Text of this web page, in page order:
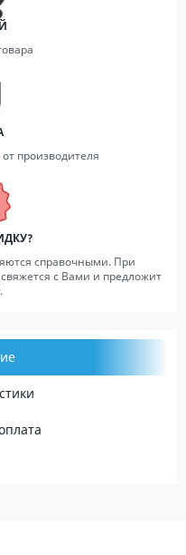
производителя
справочными. При
с Вами и предложит